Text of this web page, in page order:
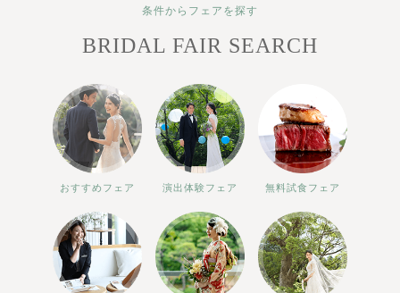
条件からフェアを探す
BRIDAL FAIR SEARCH
おすすめフェア 演出体験フェア 無料試食フェア